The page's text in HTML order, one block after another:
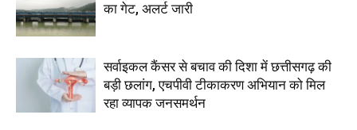
का गेट, अलर्ट जारी
सर्वाइकल कैंसर से बचाव की दिशा में छत्तीसगढ़ की
बड़ी छलांग, एचपीवी टीकाकरण अभियान को मिल
रहा व्यापक जनसमर्थन